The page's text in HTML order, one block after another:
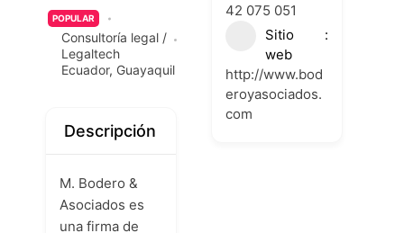
POPULAR
Consultoría legal /
Legaltech
Ecuador, Guayaquil
Descripción
M. Bodero &
Asociados es
una firma de
42 075 051
Sitio
web
http://www.bod
eroyasociados.
com